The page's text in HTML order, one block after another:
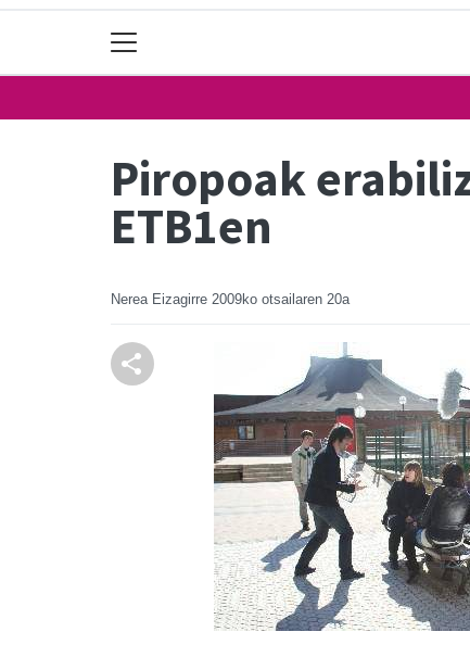
Piropoak
ETB1en
Nerea Eizagirre 2009ko otsailaren 20a